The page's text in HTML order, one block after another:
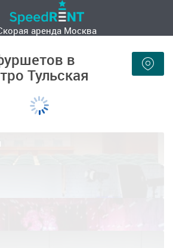
аренда Москва
в
Тульская